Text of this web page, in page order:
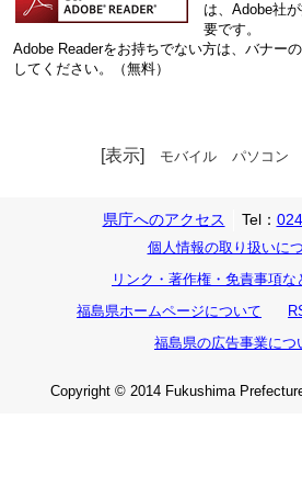
は、Adobe社
要です。
Adobe Readerをお持ちでない方は、バナー
してください。（無料）
[表示] モバイル パソコン
県庁へのアクセス Tel：
個人情報の取り扱いに
リンク・著作権・免責事項な
福島県ホームページについて
福島県の広告事業につ
Copyright © 2014 Fukushima